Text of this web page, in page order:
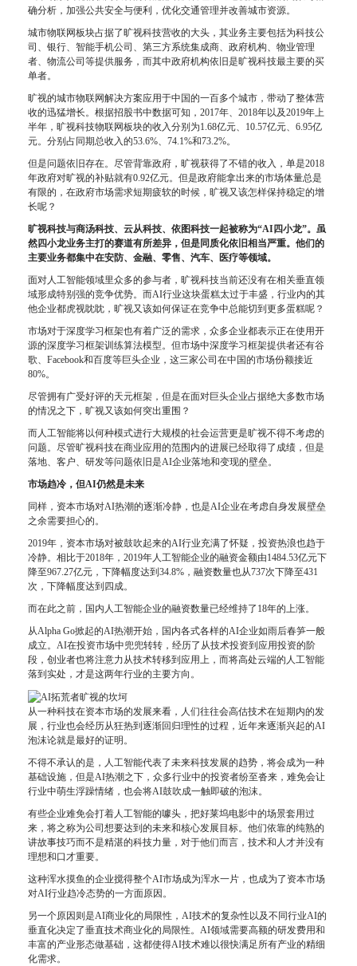
确分析，加强公共安全与便利，优化交通管理并改善城市资源。
城市物联网板块占据了旷视科技营收的大头，其业务主要包括为科技公
司、银行、智能手机公司、第三方系统集成商、政府机构、物业管理
者、物流公司等提供服务，而其中政府机构依旧是旷视科技最主要的买
单者。
旷视的城市物联网解决方案应用于中国的一百多个城市，带动了整体营
收的迅猛增长。根据招股书中数据可知，2017年、2018年以及2019年上
半年，旷视科技物联网板块的收入分别为1.68亿元、10.57亿元、6.95亿
元。分别占同期总收入的53.6%、74.1%和73.2%。
但是问题依旧存在。尽管背靠政府，旷视获得了不错的收入，单是2018
年政府对旷视的补贴就有0.92亿元。但是政府能拿出来的市场体量总是
有限的，在政府市场需求短期疲软的时候，旷视又该怎样保持稳定的增
长呢？
旷视科技与商汤科技、云从科技、依图科技一起被称为“AI四小龙”。虽
然四小龙业务主打的赛道有所差异，但是同质化依旧相当严重。他们的
主要业务都集中在安防、金融、零售、汽车、医疗等领域。
面对人工智能领域里众多的参与者，旷视科技当前还没有在相关垂直领
域形成特别强的竞争优势。而AI行业这块蛋糕太过于丰盛，行业内的其
他企业都虎视眈眈，旷视又该如何保证在竞争中总能切到更多蛋糕呢？
市场对于深度学习框架也有着广泛的需求，众多企业都表示正在使用开
源的深度学习框架训练算法模型。但市场中深度学习框架提供者还有谷
歌、Facebook和百度等巨头企业，这三家公司在中国的市场份额接近
80%。
尽管拥有广受好评的天元框架，但是在面对巨头企业占据绝大多数市场
的情况之下，旷视又该如何突出重围？
而人工智能将以何种模式进行大规模的社会运营更是旷视不得不考虑的
问题。尽管旷视科技在商业应用的范围内的进展已经取得了成绩，但是
落地、客户、研发等问题依旧是AI企业落地和变现的壁垒。
市场趋冷，但AI仍然是未来
同样，资本市场对AI热潮的逐渐冷静，也是AI企业在考虑自身发展壁垒
之余需要担心的。
2019年，资本市场对被鼓吹起来的AI行业充满了怀疑，投资热浪也趋于
冷静。相比于2018年，2019年人工智能企业的融资金额由1484.53亿元下
降至967.27亿元，下降幅度达到34.8%，融资数量也从737次下降至431
次，下降幅度达到四成。
而在此之前，国内人工智能企业的融资数量已经维持了18年的上涨。
从Alpha Go掀起的AI热潮开始，国内各式各样的AI企业如雨后春笋一般
成立。AI在投资市场中兜兜转转，经历了从技术投资到应用投资的阶
段，创业者也将注意力从技术转移到应用上，而将高处云端的人工智能
落到实处，才是这两年行业的主要方向。
从一种科技在资本市场的发展来看，人们往往会高估技术在短期内的发
展，行业也会经历从狂热到逐渐回归理性的过程，近年来逐渐兴起的AI
泡沫论就是最好的证明。
不得不承认的是，人工智能代表了未来科技发展的趋势，将会成为一种
基础设施，但是AI热潮之下，众多行业中的投资者纷至沓来，难免会让
行业中萌生浮躁情绪，也会将AI鼓吹成一触即破的泡沫。
有些企业难免会打着人工智能的噱头，把好莱坞电影中的场景套用过
来，将之称为公司想要达到的未来和核心发展目标。他们依靠的纯熟的
讲故事技巧而不是精湛的科技力量，对于他们而言，技术和人才并没有
理想和口才重要。
这种浑水摸鱼的企业搅得整个AI市场成为浑水一片，也成为了资本市场
对AI行业趋冷态势的一方面原因。
另一个原因则是AI商业化的局限性，AI技术的复杂性以及不同行业AI的
垂直化决定了垂直技术商业化的局限性。AI领域需要高额的研发费用和
丰富的产业形态做基础，这都使得AI技术难以很快满足所有产业的精细
化需求。